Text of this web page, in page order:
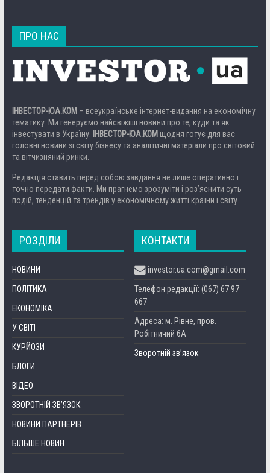
ПРО НАС
ІНВЕСТОР-ЮА.КОМ – всеукраїнське інтернет-видання на економічну
тематику. Ми генеруємо найсвіжіші новини про те, куди та як
інвестувати в Україну.
ІНВЕСТОР-ЮА.КОМ щодня готує для вас
головні новини зі світу бізнесу та аналітичні матеріали про світовий
та вітчизняний ринки.
Редакція ставить перед собою завдання не лише оперативно і
точно передати факти. Ми прагнемо зрозуміти і роз’яснити суть
подій, тенденцій та трендів у економічному житті країни і світу.
РОЗДІЛИ
НОВИНИ
ПОЛІТИКА
ЕКОНОМІКА
У СВІТІ
КУРЙОЗИ
БЛОГИ
ВІДЕО
ЗВОРОТНІЙ ЗВ’ЯЗОК
НОВИНИ ПАРТНЕРІВ
БІЛЬШЕ НОВИН
КОНТАКТИ
investor.ua.com@gmail.com
Телефон редакції: (067) 67 97
667
Адреса: м. Рівне, пров.
Робітничий 6А
Зворотній зв’язок